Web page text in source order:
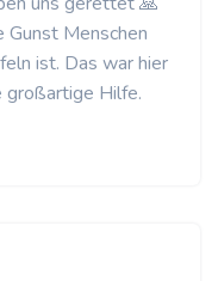
Gunst Menschen
ist. Das war hier
großartige Hilfe.